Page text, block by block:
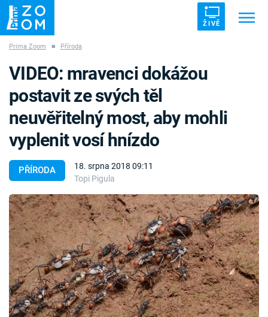
ŽIVĚ
ZÁHADY VETŘELCI DÁVNOVĚKU
Témata
Témata
Pořady
TV Program
Časopis
Sledujte prima+
Prima Zoom ■ Příroda
PŘÍRODA
18. srpna 2018 09:11
Topi Pigula
VIDEO: mravenci dokážou
postavit ze svých těl
neuvěřitelný most, aby mohli
vyplenit vosí hnízdo